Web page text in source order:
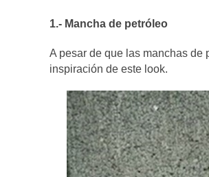
1.- Mancha de petróleo
A pesar de que las manchas de
inspiración de este look.